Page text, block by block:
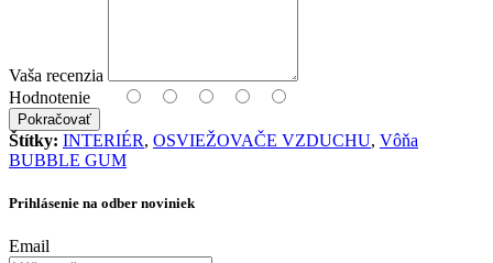
Vaša recenzia
Hodnotenie
Pokračovať
Štítky: INTERIÉR, OSVIEŽOVAČE VZDUCHU, Vôňa
BUBBLE GUM
Prihlásenie na odber noviniek
Email